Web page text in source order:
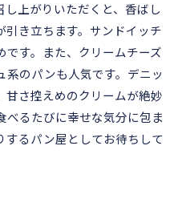
上がりいただくと、香ばし
引き立ちます。サンドイッチ
です。また、クリームチーズ
系のパンも人気です。デニッ
甘さ控えめのクリームが絶妙
べるたびに幸せな気分に包ま
するパン屋としてお待ちして